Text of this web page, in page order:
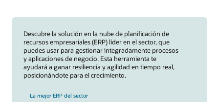
Descubre la solución en la nube de planificación de
recursos empresariales (ERP) líder en el sector, que
puedes usar para gestionar integradamente procesos
y aplicaciones de negocio. Esta herramienta te
ayudará a ganar resiliencia y agilidad en tiempo real,
posicionándote para el crecimiento.
La mejor ERP del sector